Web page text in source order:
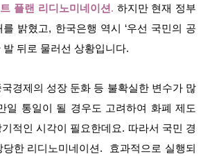
플랜 리디노미네이션. 하지만 현재 정부
밝혔고, 한국은행 역시 ‘우선 국민의 공
발 뒤로 물러선 상황입니다.
경제의 성장 둔화 등 불확실한 변수가 많
일 통일이 될 경우도 고려하여 화폐 제도
적인 시각이 필요한데요. 따라서 국민 경
한 리디노미네이션. 효과적으로 실행되